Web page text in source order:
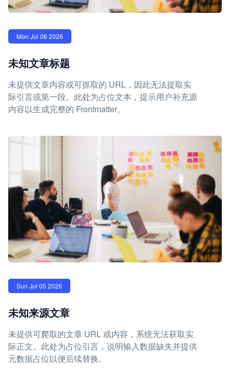
Mon Jul 06 2026
未知文章标题
未提供文章内容或可抓取的 URL，因此无法提取实
际引言或第一段。此处为占位文本，提示用户补充源
内容以生成完整的 Frontmatter。
Sun Jul 05 2026
未知来源文章
未提供可爬取的文章 URL 或内容，系统无法获取实
际正文。此处为占位引言，说明输入数据缺失并提供
元数据占位以便后续替换。